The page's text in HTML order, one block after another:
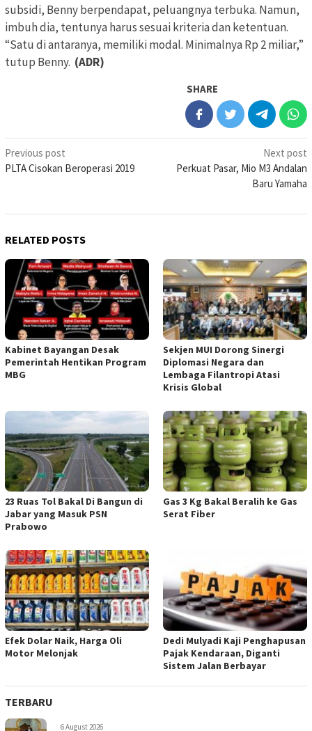
subsidi, Benny berpendapat, peluangnya terbuka. Namun,
imbuh dia, tentunya harus sesuai kriteria dan ketentuan.
“Satu di antaranya, memiliki modal. Minimalnya Rp 2 miliar,”
tutup Benny. (ADR)
SHARE
Post
navigation
Previous post
PLTA Cisokan Beroperasi 2019
Next post
Perkuat Pasar, Mio M3 Andalan
Baru Yamaha
RELATED POSTS
Kabinet Bayangan Desak
Pemerintah Hentikan Program
MBG
Sekjen MUI Dorong Sinergi
Diplomasi Negara dan
Lembaga Filantropi Atasi
Krisis Global
23 Ruas Tol Bakal Di Bangun di
Jabar yang Masuk PSN
Prabowo
Gas 3 Kg Bakal Beralih ke Gas
Serat Fiber
Efek Dolar Naik, Harga Oli
Motor Melonjak
Dedi Mulyadi Kaji Penghapusan
Pajak Kendaraan, Diganti
Sistem Jalan Berbayar
TERBARU
6 August 2026